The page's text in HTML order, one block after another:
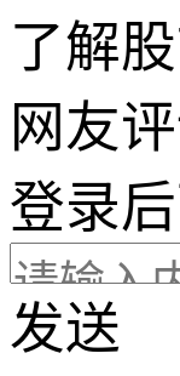
了解
网友
登录
发送